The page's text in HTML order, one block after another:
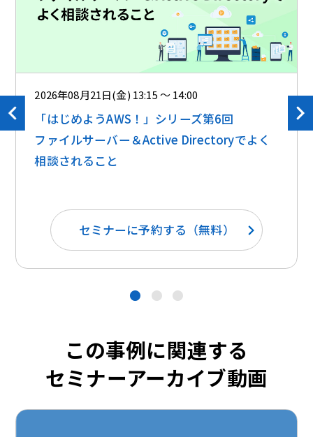
2026年08月21日(金) 13:15 ～ 14:00
「はじめようAWS！」シリーズ第6回
ファイルサーバー＆Active Directoryでよく
相談されること
セミナーに予約する（無料）
● ● ●
この事例に関連する
セミナーアーカイブ動画